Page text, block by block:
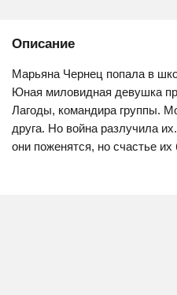
Описание
Марьяна Чернец попала в
Юная миловидная девушка
Лагоды, командира группы.
друга. Но война разлучила
они поженятся, но счастье их